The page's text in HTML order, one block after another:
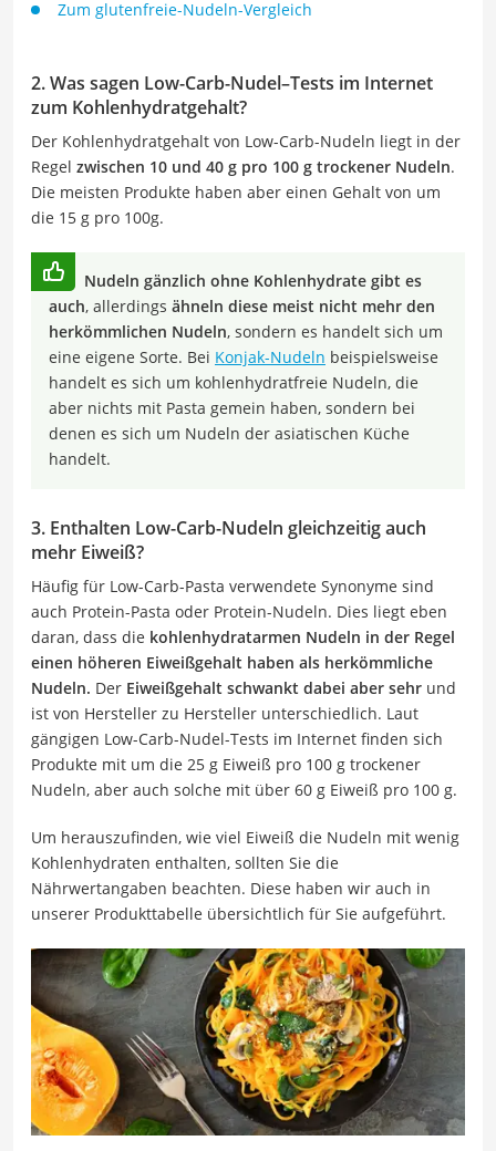
Zum glutenfreie-Nudeln-Vergleich
2. Was sagen Low-Carb-Nudel–Tests im Internet
zum Kohlenhydratgehalt?
Der Kohlenhydratgehalt von Low-Carb-Nudeln liegt in der
Regel zwischen 10 und 40 g pro 100 g trockener Nudeln.
Die meisten Produkte haben aber einen Gehalt von um
die 15 g pro 100g.
Nudeln gänzlich ohne Kohlenhydrate gibt es
auch, allerdings ähneln diese meist nicht mehr den
herkömmlichen Nudeln, sondern es handelt sich um
eine eigene Sorte. Bei Konjak-Nudeln beispielsweise
handelt es sich um kohlenhydratfreie Nudeln, die
aber nichts mit Pasta gemein haben, sondern bei
denen es sich um Nudeln der asiatischen Küche
handelt.
3. Enthalten Low-Carb-Nudeln gleichzeitig auch
mehr Eiweiß?
Häufig für Low-Carb-Pasta verwendete Synonyme sind
auch Protein-Pasta oder Protein-Nudeln. Dies liegt eben
daran, dass die kohlenhydratarmen Nudeln in der Regel
einen höheren Eiweißgehalt haben als herkömmliche
Nudeln. Der Eiweißgehalt schwankt dabei aber sehr und
ist von Hersteller zu Hersteller unterschiedlich. Laut
gängigen Low-Carb-Nudel-Tests im Internet finden sich
Produkte mit um die 25 g Eiweiß pro 100 g trockener
Nudeln, aber auch solche mit über 60 g Eiweiß pro 100 g.
Um herauszufinden, wie viel Eiweiß die Nudeln mit wenig
Kohlenhydraten enthalten, sollten Sie die
Nährwertangaben beachten. Diese haben wir auch in
unserer Produkttabelle übersichtlich für Sie aufgeführt.